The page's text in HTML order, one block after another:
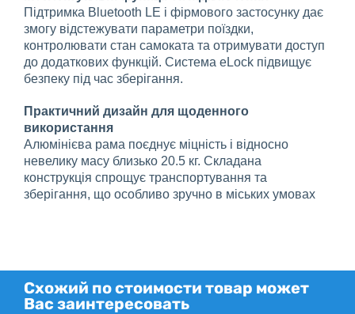
Підтримка Bluetooth LE і фірмового застосунку дає
змогу відстежувати параметри поїздки,
контролювати стан самоката та отримувати доступ
до додаткових функцій. Система eLock підвищує
безпеку під час зберігання.
Практичний дизайн для щоденного
використання
Алюмінієва рама поєднує міцність і відносно
невелику масу близько 20.5 кг. Складана
конструкція спрощує транспортування та
зберігання, що особливо зручно в міських умовах
Схожий по стоимости товар может
Вас заинтересовать